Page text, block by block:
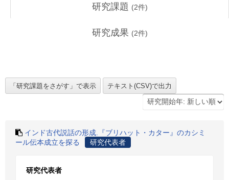
研究課題 (2件)
研究成果 (2件)
インド古代説話の形成.『ブリハット・カター』のカシミ
ール伝本成立を探る
研究代表者
研究代表者